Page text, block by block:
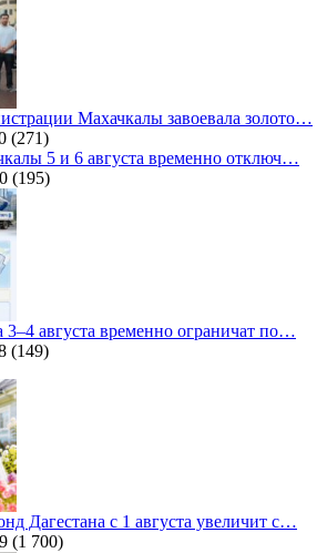
Махачкалы завоевала золото…
(271)
5 и 6 августа временно отключ…
(195)
августа временно ограничат по…
(149)
Дагестана с 1 августа увеличит с…
(1 700)